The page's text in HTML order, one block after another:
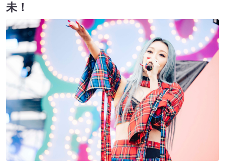
未！